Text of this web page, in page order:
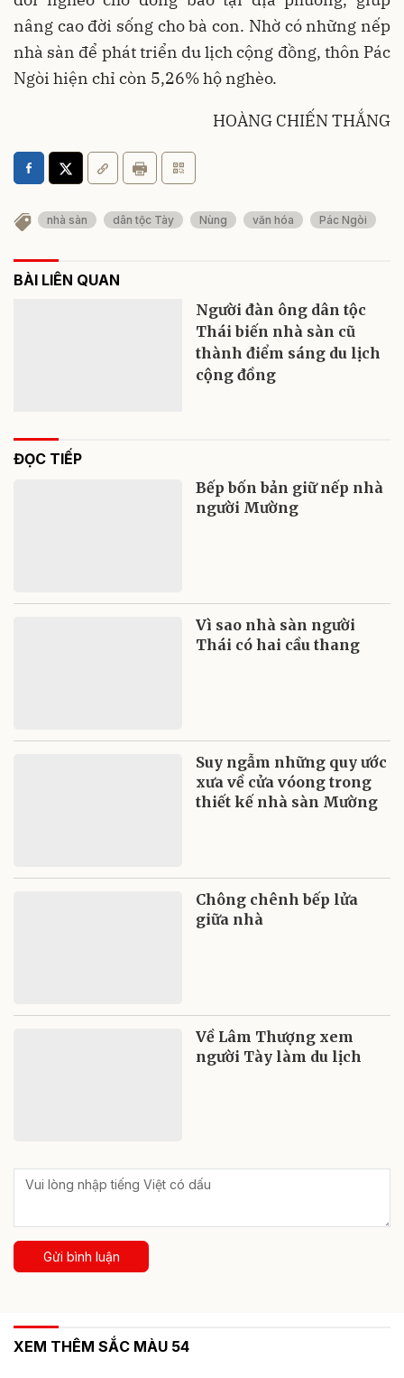
nâng cao đời sống cho bà con. Nhờ có những nếp
nhà sàn để phát triển du lịch cộng đồng, thôn Pác
Ngòi hiện chỉ còn 5,26% hộ nghèo.
HOÀNG CHIẾN THẮNG
nhà sàn dân tộc Tày Nùng văn hóa Pác Ngòi
BÀI LIÊN QUAN
Người đàn ông dân tộc
Thái biến nhà sàn cũ
thành điểm sáng du lịch
cộng đồng
ĐỌC TIẾP
Bếp bốn bản giữ nếp nhà
người Mường
Vì sao nhà sàn người
Thái có hai cầu thang
Suy ngẫm những quy ước
xưa về cửa vóong trong
thiết kế nhà sàn Mường
Chông chênh bếp lửa
giữa nhà
Về Lâm Thượng xem
người Tày làm du lịch
Gửi bình luận
XEM THÊM SẮC MÀU 54